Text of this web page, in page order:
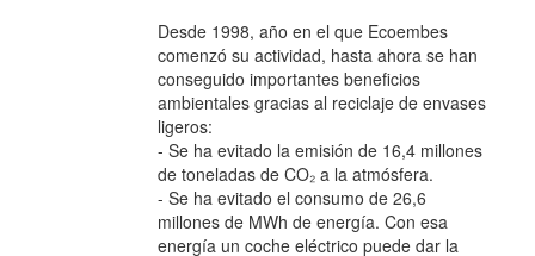
Desde 1998, año en el que Ecoembes
comenzó su actividad, hasta ahora se han
conseguido importantes beneficios
ambientales gracias al reciclaje de envases
ligeros:
- Se ha evitado la emisión de 16,4 millones
de toneladas de CO₂ a la atmósfera.
- Se ha evitado el consumo de 26,6
millones de MWh de energía. Con esa
energía un coche eléctrico puede dar la